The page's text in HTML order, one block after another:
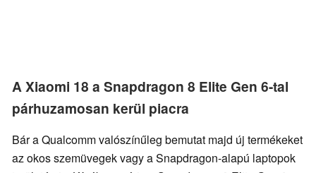
A Xiaomi 18 a Snapdragon 8 Elite Gen 6-tal
párhuzamosan kerül piacra
Bár a Qualcomm valószínűleg bemutat majd új termékeket
az okos szemüvegek vagy a Snapdragon-alapú laptopok